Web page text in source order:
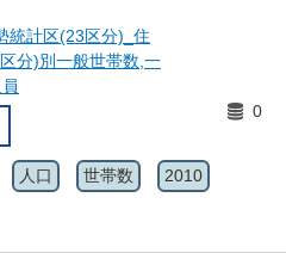
計区(23区分)_住
分)別一般世帯数,一
0
人口 世帯数 2010